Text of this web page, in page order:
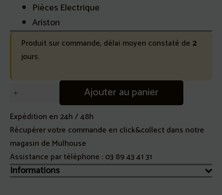
Pièces Electrique
Ariston
Produit sur commande, délai moyen constaté de 2
jours.
quantité
Electrovanne
double
(C00110333)
Ajouter au panier
Expédition en 24h / 48h
Récupérer votre commande en click&collect dans notre
magasin de Mulhouse
Assistance par téléphone :03 89 43 41 31
Informations